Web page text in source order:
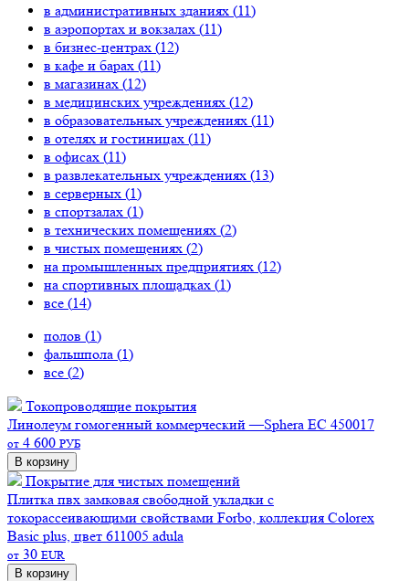
в административных зданиях (11)
в аэропортах и вокзалах (11)
в бизнес-центрах (12)
в кафе и барах (11)
в магазинах (12)
в медицинских учреждениях (12)
в образовательных учреждениях (11)
в отелях и гостиницах (11)
в офисах (11)
в развлекательных учреждениях (13)
в серверных (1)
в спортзалах (1)
в технических помещениях (2)
в чистых помещениях (2)
на промышленных предприятиях (12)
на спортивных площадках (1)
все (14)
полов (1)
фальшпола (1)
все (2)
Токопроводящие покрытия
Линолеум гомогенный коммерческий —Sphera EC 450017
от 4 600 РУБ
В корзину
Покрытие для чистых помещений
Плитка пвх замковая свободной укладки с
токорассеивающими свойствами Forbo, коллекция Colorex
Basic plus, цвет 611005 adula
от 30 EUR
В корзину